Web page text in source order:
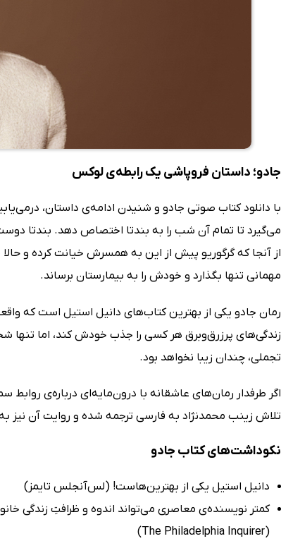
جادو؛ داستان فروپاشی یک رابطه‌ی لوکس
با دانلود کتاب صوتی جادو و شنیدن ادامه‌ی داستان،
می‌گیرد تا تمام آن شب را به بندتا اختصاص دهد. بندتا
از آنجا که گرگوریو پیش از این به همسرش خیانت کرده و
مهمانی تنها بگذارد و خودش را به بیمارستان برساند.
رمان جادو یکی از بهترین کتاب‌های دانیل استیل است که
زندگی‌های پرزرق‌وبرق هر کسی را جذب خودش کند، اما
تجملی، چندان زیبا نخواهد بود.
اگر طرفدار رمان‌های عاشقانه با درون‌مایه‌ای درباره‌ی
تلاش زینب محمدنژاد به فارسی ترجمه شده و روایت آن نیز
نکوداشت‌های کتاب جادو
دانیل استیل یکی از بهترین‌هاست! (لس‌آنجلس تایمز)
کمتر نویسنده‌ی معاصری می‌تواند اندوه و ظرافتِ زندگی
(The Philadelphia Inquirer)